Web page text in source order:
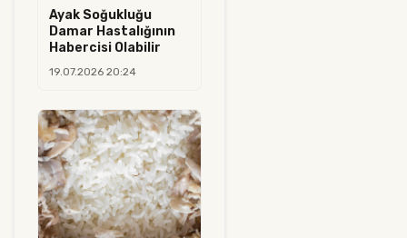
Ayak Soğukluğu
Damar Hastalığının
Habercisi Olabilir
19.07.2026 20:24